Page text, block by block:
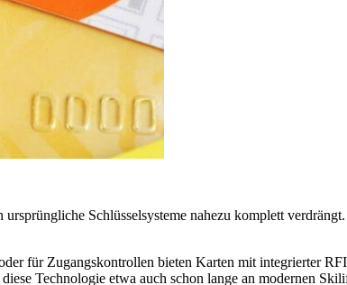
Schlüsselsysteme nahezu komplett
für Zugangskontrollen bieten Karten mit integrierter
diese Technologie etwa auch schon lange an modernen